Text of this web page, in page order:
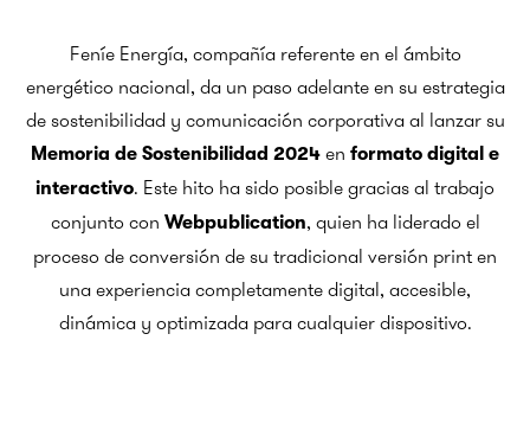
Feníe Energía, compañía referente en el ámbito
energético nacional, da un paso adelante en su estrategia
de sostenibilidad y comunicación corporativa al lanzar su
Memoria de Sostenibilidad 2024 en formato digital e
interactivo. Este hito ha sido posible gracias al trabajo
conjunto con Webpublication, quien ha liderado el
proceso de conversión de su tradicional versión print en
una experiencia completamente digital, accesible,
dinámica y optimizada para cualquier dispositivo.